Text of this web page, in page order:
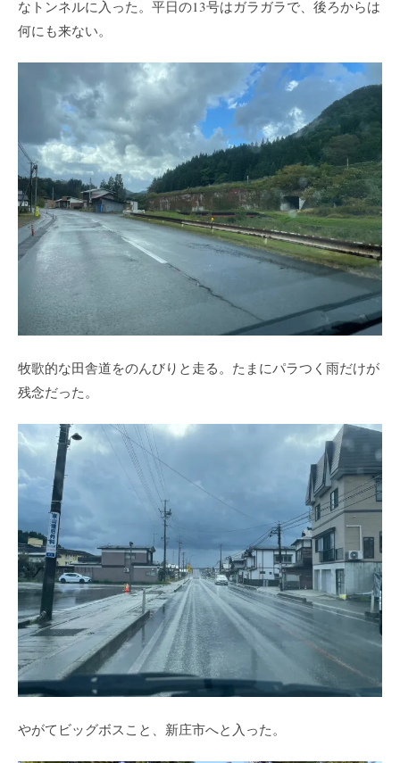
なトンネルに入った。平日の13号はガラガラで、後ろからは
何にも来ない。
牧歌的な田舎道をのんびりと走る。たまにパラつく雨だけが
残念だった。
やがてビッグボスこと、新庄市へと入った。